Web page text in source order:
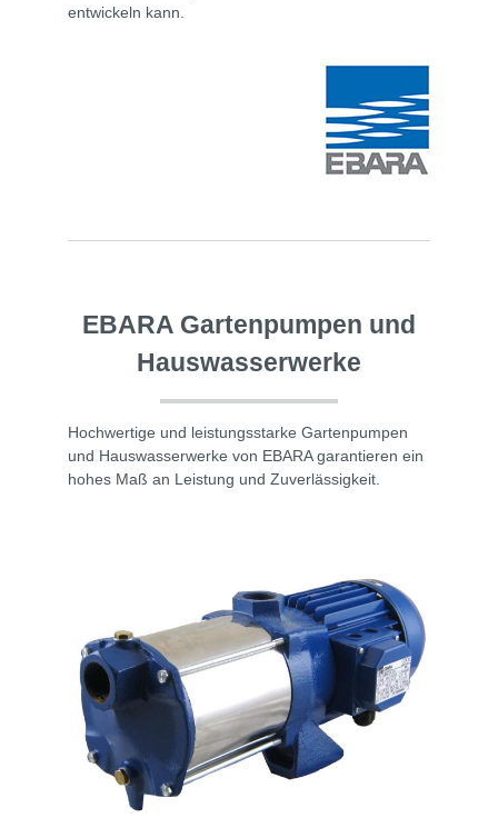
entwickeln kann.
EBARA Gartenpumpen und
Hauswasserwerke
Hochwertige und leistungsstarke Gartenpumpen
und Hauswasserwerke von EBARA garantieren ein
hohes Maß an Leistung und Zuverlässigkeit.